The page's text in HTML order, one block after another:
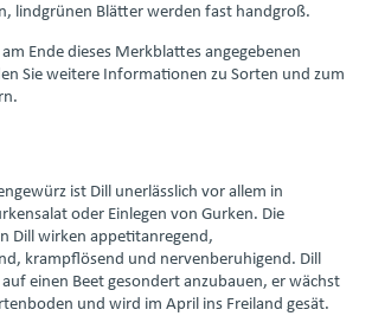
lindgrünen Blätter werden fast handgroß.
Ende dieses Merkblattes angegebenen
Sie weitere Informationen zu Sorten und zum
ist Dill unerlässlich vor allem in
oder Einlegen von Gurken. Die
Dill wirken appetitanregend,
krampflösend und nervenberuhigend. Dill
einen Beet gesondert anzubauen, er wächst
und wird im April ins Freiland gesät.